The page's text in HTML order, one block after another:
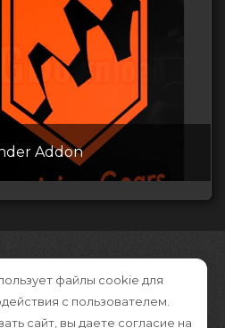
Addon
файлы cookie для
с пользователем.
сайт, вы даете согласие на